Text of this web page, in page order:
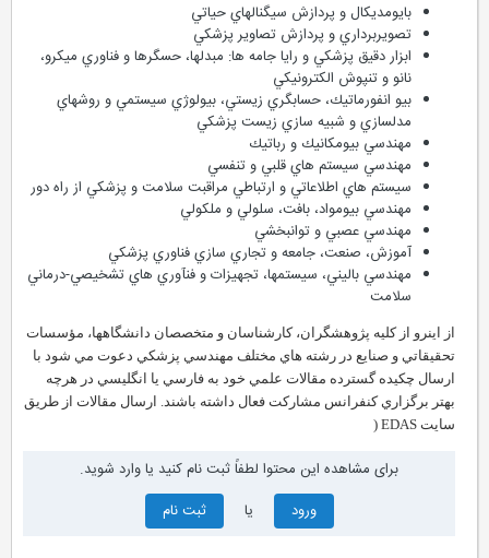
بايومديكال و پردازش سيگنالهاي حياتي
تصويربرداري و پردازش تصاوير پزشكي
ابزار دقيق پزشكي و رايا جامه ها: مبدلها، حسگرها و فناوري ميكرو،
نانو و تنپوش الكترونيكي
بيو انفورماتيك، حسابگري زيستي، بيولوژي سيستمي و روشهاي
مدلسازي و شبيه سازي زيست پزشكي
مهندسي بيومكانيك و رباتيك
مهندسي سيستم هاي قلبي و تنفسي
سيستم هاي اطلاعاتي و ارتباطي مراقبت سلامت و پزشكي از راه دور
مهندسي بيومواد، بافت، سلولي و ملكولي
مهندسي عصبي و توانبخشي
آموزش، صنعت، جامعه و تجاري سازي فناوري پزشكي
مهندسي باليني، سيستمها، تجهيزات و فنآوري هاي تشخيصي-درماني
سلامت
از اينرو از كليه پژوهشگران، كارشناسان و متخصصان دانشگاهها، مؤسسات
تحقيقاتي و صنايع در رشته هاي مختلف مهندسي پزشكي دعوت مي شود با
ارسال چكيده گسترده مقالات علمي خود به فارسي يا انگليسي در هرچه
بهتر برگزاري كنفرانس مشاركت فعال داشته باشند. ارسال مقالات از طريق
سايت EDAS (
برای مشاهده این محتوا لطفاً ثبت نام کنید یا وارد شوید.
ورود
ثبت نام